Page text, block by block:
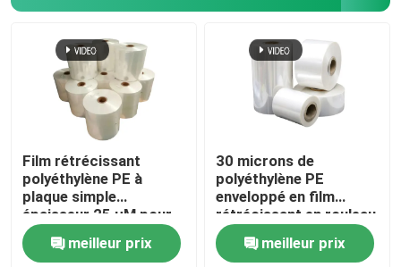
Papier à graines intégrées
Film rétrécissant
polyéthylène PE à
plaque simple
épaisseur 25 μM pour
emballage de boissons
meilleur prix
30 microns de
polyéthylène PE
enveloppé en film
rétrécissant en rouleau
de couverture pour
boissons alimentaires
meilleur prix